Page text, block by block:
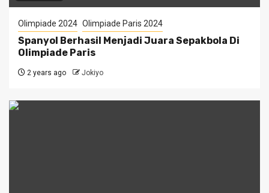
Olimpiade 2024 Olimpiade Paris 2024
Spanyol Berhasil Menjadi Juara Sepakbola Di
Olimpiade Paris
2 years ago Jokiyo